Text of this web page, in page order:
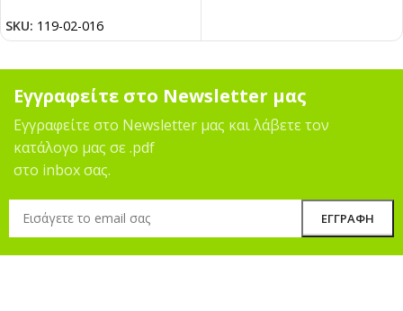
SKU: 119-02-016
Εγγραφείτε στο Newsletter μας
Εγγραφείτε στο Newsletter μας και λάβετε τον
κατάλογο μας σε .pdf
στο inbox σας.